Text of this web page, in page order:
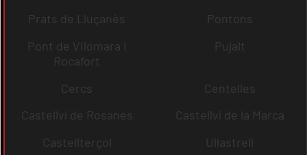
Prats de Lluçanès
Pontons
Pont de Vilomara i
Rocafort
Pujalt
Cercs
Centelles
Castellví de Rosanes
Castellví de la Marca
Castellterçol
Ullastrell